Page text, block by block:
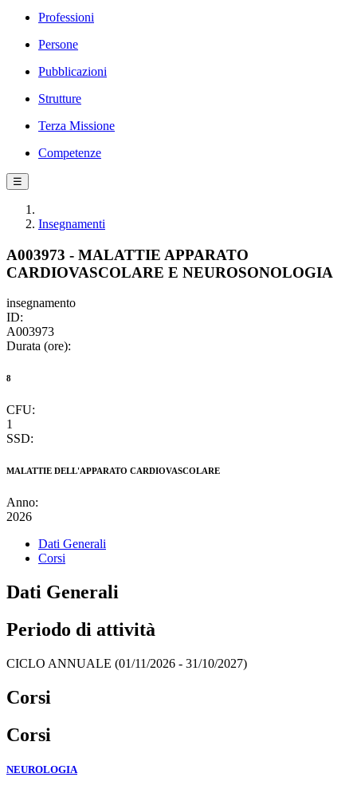
Professioni
Persone
Pubblicazioni
Strutture
Terza Missione
Competenze
☰
Insegnamenti
A003973 - MALATTIE APPARATO
CARDIOVASCOLARE E NEUROSONOLOGIA
insegnamento
ID:
A003973
Durata (ore):
8
CFU:
1
SSD:
MALATTIE DELL'APPARATO CARDIOVASCOLARE
Anno:
2026
Dati Generali
Corsi
Dati Generali
Periodo di attività
CICLO ANNUALE (01/11/2026 - 31/10/2027)
Corsi
Corsi
NEUROLOGIA